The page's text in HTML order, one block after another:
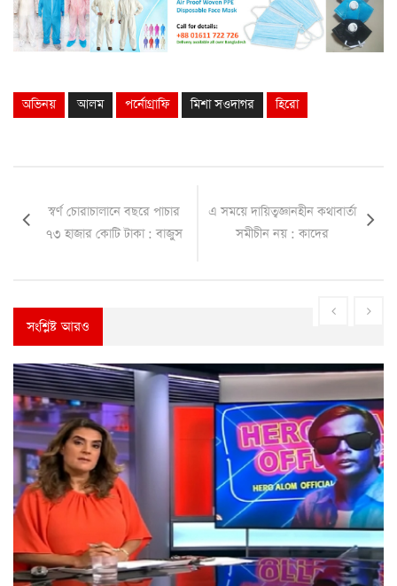
অভিনয় আলম পর্নোগ্রাফি মিশা সওদাগর হিরো
স্বর্ণ চোরাচালানে বছরে পাচার
৭৩ হাজার কোটি টাকা : বাজুস
এ সময়ে দায়িত্বজ্ঞানহীন কথাবার্তা
সমীচীন নয় : কাদের
সংশ্লিষ্ট আরও